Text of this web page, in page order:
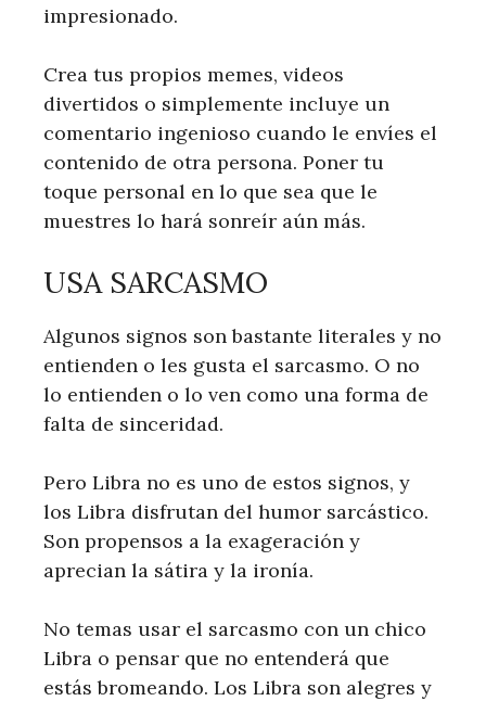
impresionado.
Crea tus propios memes, videos
divertidos o simplemente incluye un
comentario ingenioso cuando le envíes el
contenido de otra persona. Poner tu
toque personal en lo que sea que le
muestres lo hará sonreír aún más.
USA SARCASMO
Algunos signos son bastante literales y no
entienden o les gusta el sarcasmo. O no
lo entienden o lo ven como una forma de
falta de sinceridad.
Pero Libra no es uno de estos signos, y
los Libra disfrutan del humor sarcástico.
Son propensos a la exageración y
aprecian la sátira y la ironía.
No temas usar el sarcasmo con un chico
Libra o pensar que no entenderá que
estás bromeando. Los Libra son alegres y